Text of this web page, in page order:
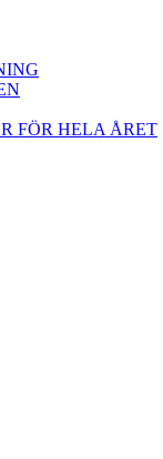
FÖR HELA ÅRET